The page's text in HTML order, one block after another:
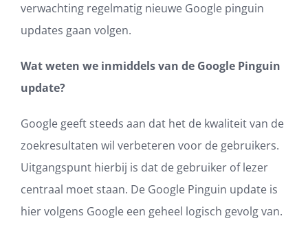
verwachting regelmatig nieuwe Google pinguin
updates gaan volgen.
Wat weten we inmiddels van de Google Pinguin
update?
Google geeft steeds aan dat het de kwaliteit van de
zoekresultaten wil verbeteren voor de gebruikers.
Uitgangspunt hierbij is dat de gebruiker of lezer
centraal moet staan. De Google Pinguin update is
hier volgens Google een geheel logisch gevolg van.